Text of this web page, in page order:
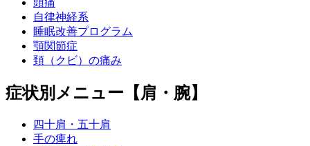
頭痛
自律神経系
睡眠改善プログラム
顎関節症
頚（クビ）の痛み
症状別メニュー【肩・腕】
四十肩・五十肩
手の痺れ